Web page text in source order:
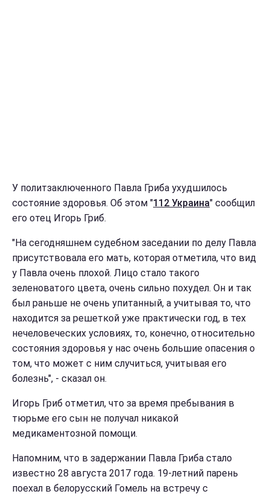
У политзаключенного Павла Гриба ухудшилось
состояние здоровья. Об этом "112 Украина" сообщил
его отец Игорь Гриб.
"На сегодняшнем судебном заседании по делу Павла
присутствовала его мать, которая отметила, что вид
у Павла очень плохой. Лицо стало такого
зеленоватого цвета, очень сильно похудел. Он и так
был раньше не очень упитанный, а учитывая то, что
находится за решеткой уже практически год, в тех
нечеловеческих условиях, то, конечно, относительно
состояния здоровья у нас очень большие опасения о
том, что может с ним случиться, учитывая его
болезнь", - сказал он.
Игорь Гриб отметил, что за время пребывания в
тюрьме его сын не получал никакой
медикаментозной помощи.
Напомним, что в задержании Павла Гриба стало
известно 28 августа 2017 года. 19-летний парень
поехал в белорусский Гомель на встречу с